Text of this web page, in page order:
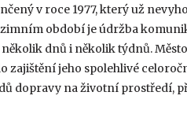
v roce 1977, který už
období je údržba
dnů i několik týdnů.
zajištění jeho spolehlivé
dopravy na životní prostředí,